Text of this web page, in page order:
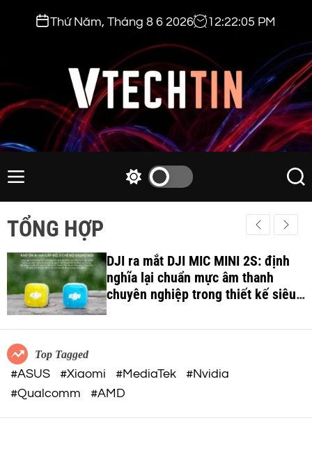
t
o
c
o
e
Thứ Năm, Tháng 8 6 2026 12:22:06 PM
v
c
h
t
i
n
.
c
m
M
e
w
h
c
o
o
d
e
S
e
a
r
h
TỔNG HỢP
DJI ra mắt DJI MIC MINI 2S: định
nghĩa lại chuẩn mực âm thanh
chuyên nghiệp trong thiết kế siêu
nhẹ 12Gram và khả năng ghi âm
32-BIT FLOAT mạnh mẽ
Top Tagged
#ASUS #Xiaomi #MediaTek
#Nvidia
#Qualcomm
#AMD